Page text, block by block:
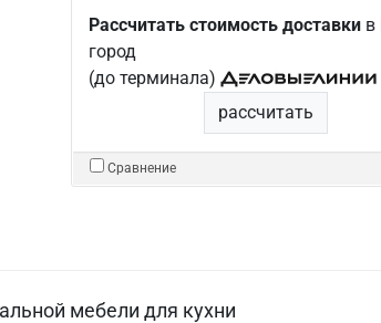
Рассчитать стоимость доставкив
город
(до терминала)
рассчитать
Сравнение
мебели для кухни